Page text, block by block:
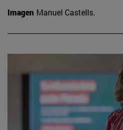
Imagen Manuel Castells.